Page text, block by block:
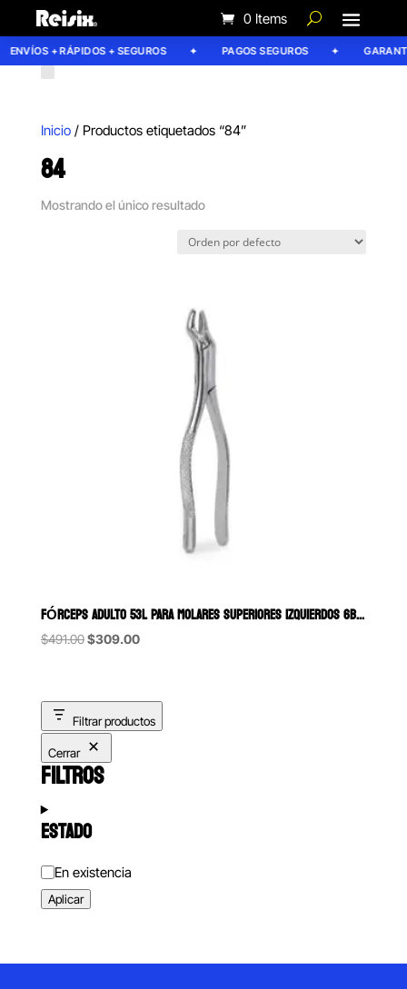
0 Items
ENVÍOS + RÁPIDOS + SEGUROS PAGOS SEGUROS
Inicio/ Productos etiquetados “84”
84
Mostrando el único resultado
FÓRCEPS ADULTO 53L PARA MOLARES SUPERIORES IZQUIERDOS 6B (084)
$491.00Original
$491.00.
$309.00Current
$309.00.
Filtrar productos
Cerrar
FILTROS
ESTADO
Estado
En existencia
Aplicar